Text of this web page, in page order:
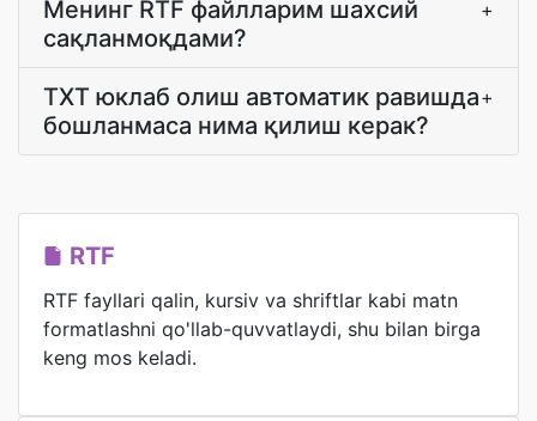
Менинг RTF файлларим шахсий
сақланмоқдами?
+
TXT юклаб олиш автоматик равишда
бошланмаса нима қилиш керак?
+
RTF
RTF fayllari qalin, kursiv va shriftlar kabi matn
formatlashni qo'llab-quvvatlaydi, shu bilan birga
keng mos keladi.